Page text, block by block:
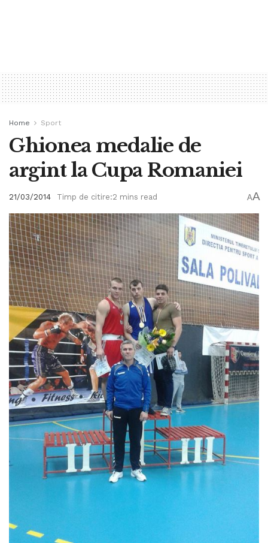
Home Sport
Ghionea medalie de
argint la Cupa Romaniei
21/03/2014 Timp de citire:2 mins read AA